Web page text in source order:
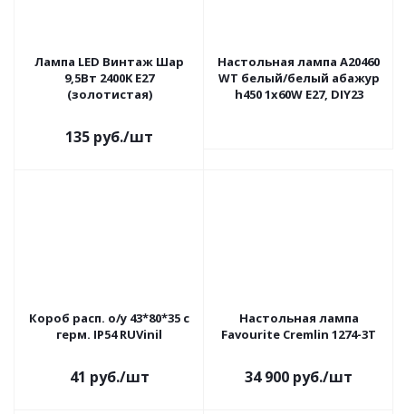
Лампа LED Винтаж Шар
9,5Вт 2400K E27
(золотистая)
135 руб./шт
Настольная лампа A20460
WT белый/белый абажур
h450 1х60W E27, DIY23
Короб расп. о/у 43*80*35 с
герм. IP54 RUVinil
41 руб./шт
Настольная лампа
Favourite Cremlin 1274-3T
34 900 руб./шт